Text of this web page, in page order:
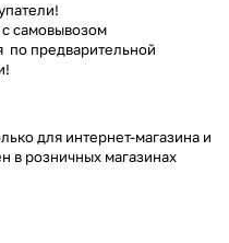
с самовывозом
по предварительной
для интернет-магазина и
в розничных магазинах